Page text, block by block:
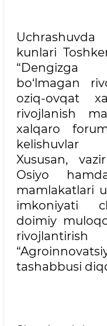
kunlari
“Dengizga
bo‘lmagan
oziq-ovqat
rivojlanish
xalqaro
kelishuvlar
Xususan,
Osiyo
mamlakatlari
imkoniyati
doimiy
tashabbusi